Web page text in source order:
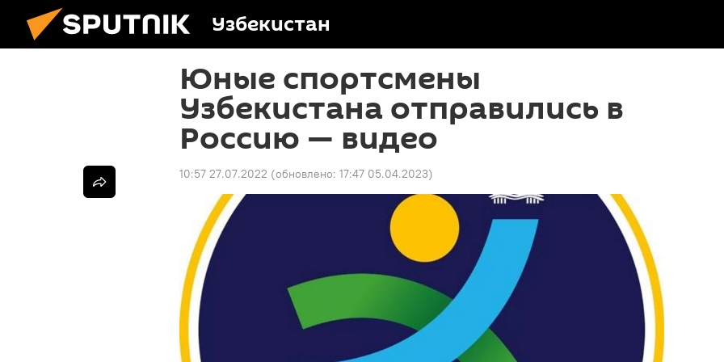
Узбекистан
Юные спортсмены
Узбекистана отправились в
Россию — видео
10:57 27.07.2022 (обновлено: 17:47 05.04.2023)